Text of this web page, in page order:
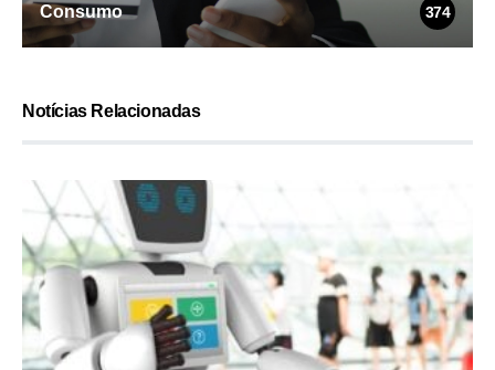
Consumo 374
Notícias Relacionadas